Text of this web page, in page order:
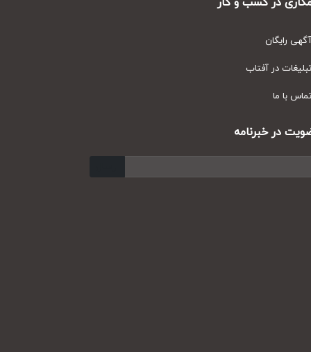
رایگان
در آفتاب
با ما
در خبرنامه